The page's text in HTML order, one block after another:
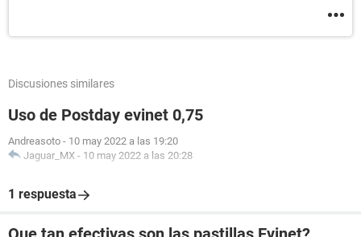
Discusiones similares
Uso de Postday evinet 0,75
Andreasoto - 10 may 2022 a las 19:20
Jaguar_MX - 10 may 2022 a las 20:28
1 respuesta